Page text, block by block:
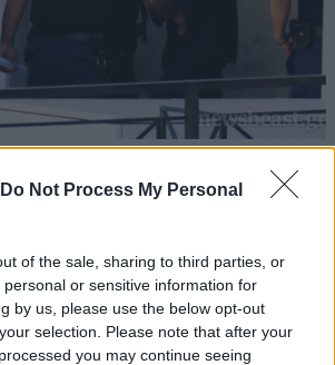
Do Not Process My Personal
of the sale, sharing to third parties, or
or sensitive information for
by us, please use the below opt-out
selection. Please note that after your
you may continue seeing
παραμένει ο Στάθης